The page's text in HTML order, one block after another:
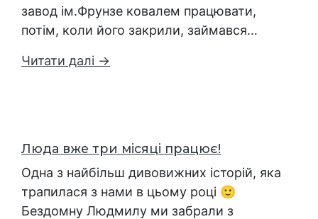
завод ім.Фрунзе ковалем працювати,
потім, коли його закрили, займався…
Читати далі →
Люда вже три місяці працює!
Одна з найбільш дивовижних історій, яка
трапилася з нами в цьому році 🙂
Бездомну Людмилу ми забрали з